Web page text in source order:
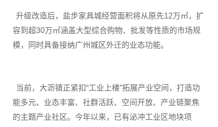
升级改造后，盐步家具城经营面积将从原先12万㎡，扩
容到超30万㎡涵盖大型综合购物、批发等性质的市场规
模，同时具备接纳广州城区外迁的业态功能。
当前，大沥镇正紧扣“工业上楼”拓展产业空间，打造功
能多元、业态丰富、社群活跃、空间开放、产业链聚焦
的主题产业社区。今年以来，已有泌冲工业区地块项